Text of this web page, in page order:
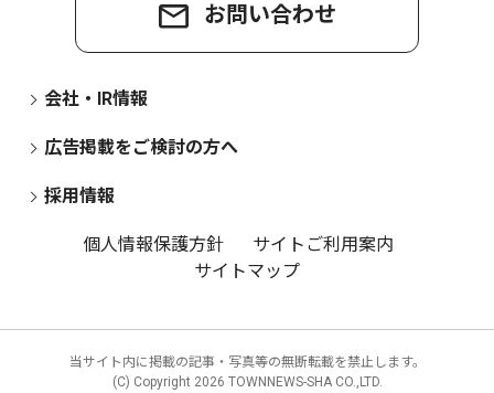
お問い合わせ
会社・IR情報
広告掲載をご検討の方へ
採用情報
個人情報保護方針
サイトご利用案内
サイトマップ
当サイト内に掲載の記事・写真等の無断転載を禁止します。
(C) Copyright 2026 TOWNNEWS-SHA CO.,LTD.